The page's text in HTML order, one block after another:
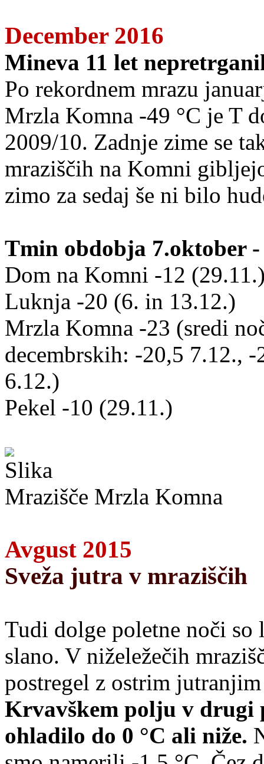
December 2016
Mineva 11 let
Po rekordnem mrazu
Mrzla Komna -49 °C je T
2009/10. Zadnje zime se
mraziščih na Komni
zimo za sedaj še ni bilo
Tmin obdobja 7.oktober -
Dom na Komni -12
Luknja -20 (6. in 13.12.)
Mrzla Komna -23 (sredi
decembrskih: -20,5 7.12.,
6.12.)
Pekel -10 (29.11.)
Mrazišče Mrzla Komna
Avgust 2015
Sveža jutra v mraziščih
Tudi dolge poletne noči so
slano. V niželežečih
postregel z ostrim
Krvavškem polju v
ohladilo do 0 °C ali niže.